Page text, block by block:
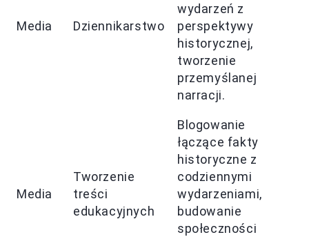
Media Dziennikarstwo
wydarzeń z
perspektywy
historycznej,
tworzenie
przemyślanej
narracji.
Media
Tworzenie
treści
edukacyjnych
Blogowanie
łączące fakty
historyczne z
codziennymi
wydarzeniami,
budowanie
społeczności